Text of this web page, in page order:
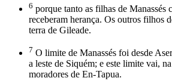
6 porque tanto as filhas de Manassés
receberam herança. Os outros filhos
terra de Gileade.
7 O limite de Manassés foi desde
a leste de Siquém; e este limite vai,
moradores de En-Tapua.